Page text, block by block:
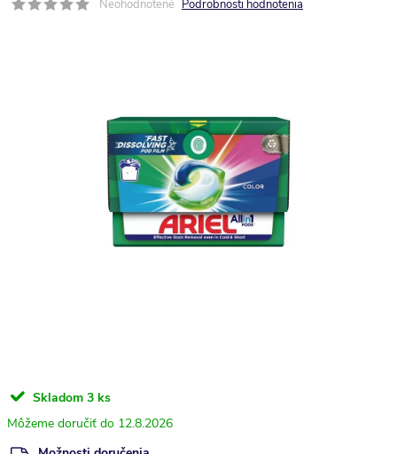
Neohodnotené Podrobnosti hodnotenia
Skladom 3 ks
12.8.2026